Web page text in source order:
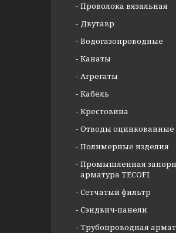
Проволока вязальная
Двутавр
Водогазопроводные
Канаты
Агрегаты
Кабель
Крестовина
Отводы оцинкованные
Полимерные изделия
Промышленная
арматура TECOFI
Сетчатый фильтр
Сэндвич-панели
Трубопроводная